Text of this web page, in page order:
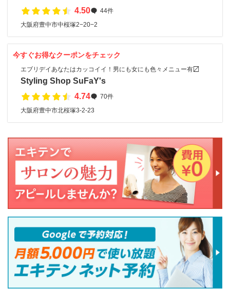
4.50
44件
大阪府豊中市中桜塚2−20−2
今すぐお得なクーポンをチェック
エブリデイあなたはカッコイイ！男にも女にも色々メニュー有〼
Styling Shop SuFaY's
4.74
70件
大阪府豊中市北桜塚3-2-23